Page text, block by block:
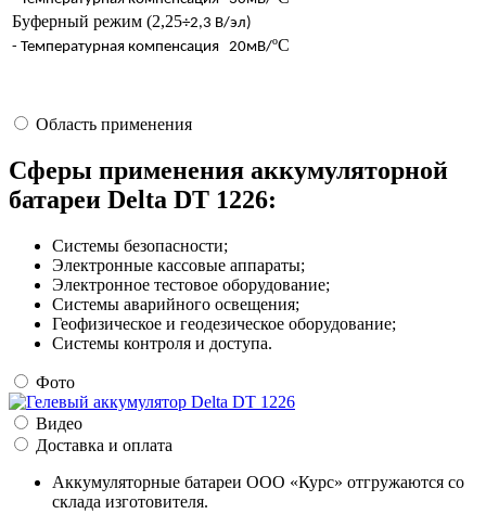
Буферный режим (2,25÷2,3 В/эл)
- Температурная компенсация 20мВ/ºC
Область применения
Сферы применения аккумуляторной
батареи Delta DT 1226:
Системы безопасности;
Электронные кассовые аппараты;
Электронное тестовое оборудование;
Системы аварийного освещения;
Геофизическое и геодезическое оборудование;
Системы контроля и доступа.
Фото
Видео
Доставка и оплата
Аккумуляторные батареи ООО «Курс» отгружаются со
склада изготовителя.